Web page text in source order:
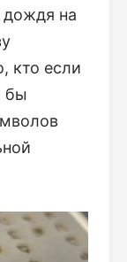
на
кто если
бы